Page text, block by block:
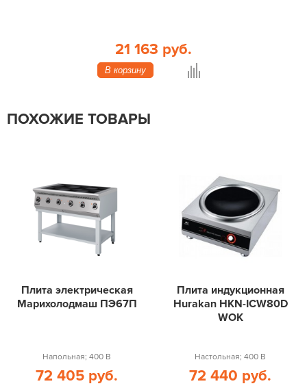
21 163 руб.
В корзину
ПОХОЖИЕ ТОВАРЫ
Плита электрическая
Марихолодмаш ПЭ67П
Напольная; 400 В
72 405 руб.
Плита индукционная
Hurakan HKN-ICW80D
WOK
Настольная; 400 В
72 440 руб.